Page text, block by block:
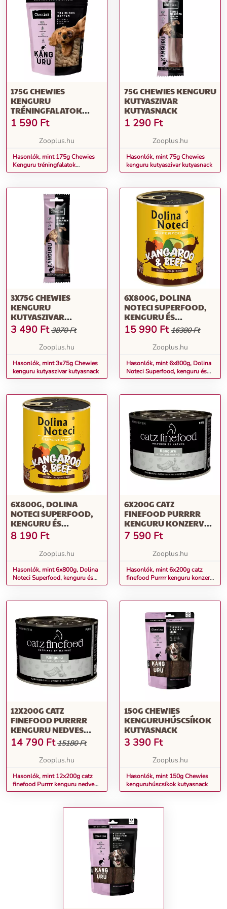
175G CHEWIES
KENGURU
TRÉNINGFALATOK
KUTYASNACK
1 590 Ft
Zooplus.hu
Hasonlók, mint 175g Chewies
Kenguru tréningfalatok
kutyasnack
75G CHEWIES KENGURU
KUTYASZIVAR
KUTYASNACK
1 290 Ft
Zooplus.hu
Hasonlók, mint 75g Chewies
kenguru kutyaszivar kutyasnack
3X75G CHEWIES
KENGURU
KUTYASZIVAR
KUTYASNACK
3 490 Ft 3870 Ft
Zooplus.hu
Hasonlók, mint 3x75g Chewies
kenguru kutyaszivar kutyasnack
6X800G, DOLINA
NOTECI SUPERFOOD,
KENGURU ÉS
MARHAHÚS, NEDVES
KUTYATÁP
15 990 Ft 16380 Ft
Zooplus.hu
Hasonlók, mint 6x800g, Dolina
Noteci Superfood, kenguru és
marhahús, nedves kutyatáp
6X800G, DOLINA
NOTECI SUPERFOOD,
KENGURU ÉS
MARHAHÚS, NEDVES
KUTYATÁP
8 190 Ft
Zooplus.hu
Hasonlók, mint 6x800g, Dolina
Noteci Superfood, kenguru és
marhahús, nedves kutyatáp
6X200G CATZ
FINEFOOD PURRRR
KENGURU KONZERV
NEDVES MACSKATÁP
7 590 Ft
Zooplus.hu
Hasonlók, mint 6x200g catz
finefood Purrrr kenguru konzerv
nedves macskatáp
12X200G CATZ
FINEFOOD PURRRR
KENGURU NEDVES
MACSKATÁP
14 790 Ft 15180 Ft
Zooplus.hu
Hasonlók, mint 12x200g catz
finefood Purrrr kenguru nedves
macskatáp
150G CHEWIES
KENGURUHÚSCSÍKOK
KUTYASNACK
3 390 Ft
Zooplus.hu
Hasonlók, mint 150g Chewies
kenguruhúscsíkok kutyasnack